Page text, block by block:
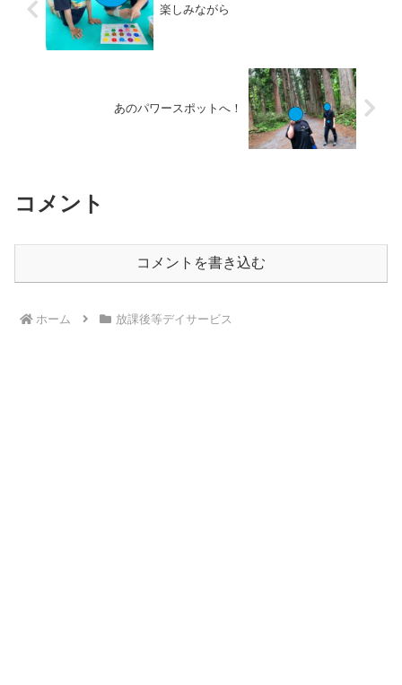
楽しみながら
あのパワースポットへ！
コメント
コメントを書き込む
ホーム 放課後等デイサービス